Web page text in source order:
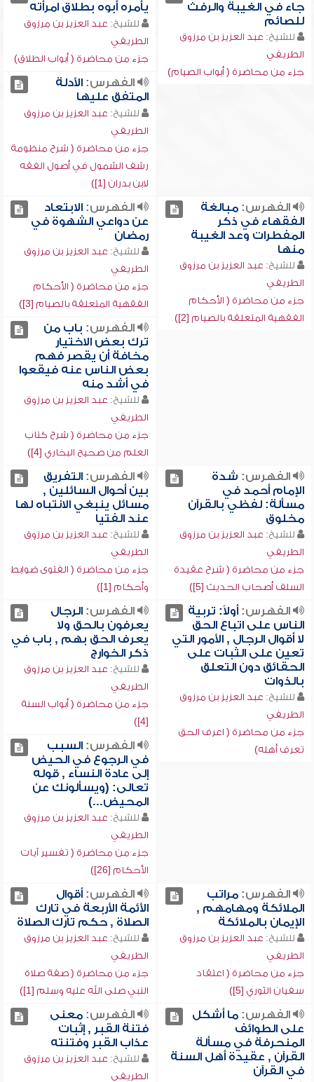
جاء في الغيبة والرفث
للصائم
للشيخ: عبد العزيز بن مرزوق
الطريفي
جزء من محاضرة ( أبواب الصيام)
يأمره أبوه بطلاق امرأته
للشيخ: عبد العزيز بن مرزوق
الطريفي
جزء من محاضرة ( أبواب الطلاق)
الفهرس:الأدلة
المتفق عليها
للشيخ: عبد العزيز بن مرزوق
الطريفي
جزء من محاضرة ( شرح منظومة
رشف الشمول في أصول الفقه
لابن بدران [1])
الفهرس:مبالغة
الفقهاء في ذكر
المفطرات وعد الغيبة
منها
للشيخ: عبد العزيز بن مرزوق
الطريفي
جزء من محاضرة ( الأحكام
الفقهية المتعلقة بالصيام [2])
الفهرس:الابتعاد
عن دواعي الشهوة في
رمضان
للشيخ: عبد العزيز بن مرزوق
الطريفي
جزء من محاضرة ( الأحكام
الفقهية المتعلقة بالصيام [3])
الفهرس: باب من
ترك بعض الاختيار
مخافة أن يقصر فهم
بعض الناس عنه فيقعوا
في أشد منه
للشيخ: عبد العزيز بن مرزوق
الطريفي
جزء من محاضرة ( شرح كتاب
العلم من صحيح البخاري [4])
الفهرس: شدة
الإمام أحمد في
مسألة: لفظي بالقرآن
مخلوق
للشيخ: عبد العزيز بن مرزوق
الطريفي
جزء من محاضرة ( شرح عقيدة
السلف أصحاب الحديث [5])
الفهرس:التفريق
بين أحوال السائلين ,
مسائل ينبغي الانتباه لها
عند الفتيا
للشيخ: عبد العزيز بن مرزوق
الطريفي
جزء من محاضرة ( الفتوى ضوابط
وأحكام [1])
الفهرس:أولاً: تربية
الناس على اتباع الحق
لا أقوال الرجال , الأمور التي
تعين على الثبات على
الحقائق دون التعلق
بالذوات
للشيخ: عبد العزيز بن مرزوق
الطريفي
جزء من محاضرة ( اعرف الحق
تعرف أهله)
الفهرس:الرجال
يعرفون بالحق ولا
يعرف الحق بهم , باب في
ذكر الخوارج
للشيخ: عبد العزيز بن مرزوق
الطريفي
جزء من محاضرة ( أبواب السنة
[4])
الفهرس:السبب
في الرجوع في الحيض
إلى عادة النساء , قوله
تعالى: (ويسألونك عن
المحيض...)
للشيخ: عبد العزيز بن مرزوق
الطريفي
جزء من محاضرة ( تفسير آيات
الأحكام [26])
الفهرس:مراتب
الملائكة ومهامهم ,
الإيمان بالملائكة
للشيخ: عبد العزيز بن مرزوق
الطريفي
جزء من محاضرة ( اعتقاد
سفيان الثوري [5])
الفهرس:أقوال
الأئمة الأربعة في تارك
الصلاة , حكم تارك الصلاة
للشيخ: عبد العزيز بن مرزوق
الطريفي
جزء من محاضرة ( صفة صلاة
النبي صلى الله عليه وسلم [1])
الفهرس:ما أشكل
على الطوائف
المنحرفة في مسألة
القرآن , عقيدة أهل السنة
في القرآن
الفهرس:معنى
فتنة القبر , إثبات
عذاب القبر وفتنته
للشيخ: عبد العزيز بن مرزوق
الطريفي